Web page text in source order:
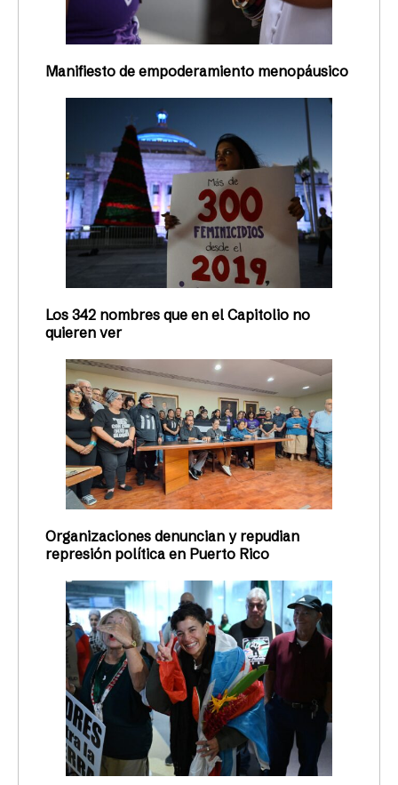
Manifiesto de empoderamiento menopáusico
Los 342 nombres que en el Capitolio no
quieren ver
Organizaciones denuncian y repudian
represión política en Puerto Rico